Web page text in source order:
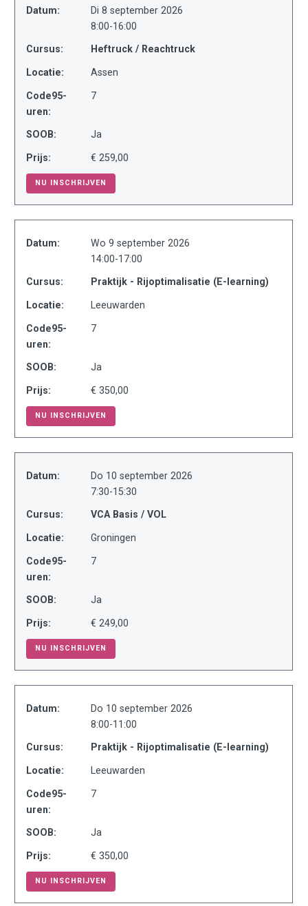
Datum:
Di 8 september 2026
8:00-16:00
Cursus: Heftruck / Reachtruck
Locatie: Assen
Code95-
uren:
7
SOOB: Ja
Prijs: € 259,00
NU INSCHRIJVEN
Datum:
Wo 9 september 2026
14:00-17:00
Cursus: Praktijk - Rijoptimalisatie (E-learning)
Locatie: Leeuwarden
Code95-
uren:
7
SOOB: Ja
Prijs: € 350,00
NU INSCHRIJVEN
Datum:
Do 10 september 2026
7:30-15:30
Cursus: VCA Basis / VOL
Locatie: Groningen
Code95-
uren:
7
SOOB: Ja
Prijs: € 249,00
NU INSCHRIJVEN
Datum:
Do 10 september 2026
8:00-11:00
Cursus: Praktijk - Rijoptimalisatie (E-learning)
Locatie: Leeuwarden
Code95-
uren:
7
SOOB: Ja
Prijs: € 350,00
NU INSCHRIJVEN